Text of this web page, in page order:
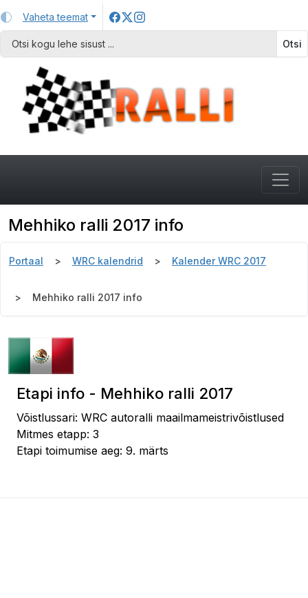
Vaheta teemat
Otsi
Mehhiko ralli 2017 info
Portaal WRC kalendrid Kalender WRC 2017
Mehhiko ralli 2017 info
Etapi info - Mehhiko ralli 2017
Võistlussari: WRC autoralli maailmameistrivõistlused
Mitmes etapp: 3
Etapi toimumise aeg: 9. märts